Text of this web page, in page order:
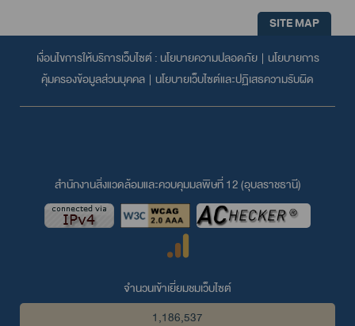
SITE MAP
เงื่อนไขการให้บริการเว็บไซต์ : นโยบายความปลอดภัย| นโยบายการ
คุ้มครองข้อมูลส่วนบุคคล | นโยบายเว็บไซต์และปฏิเสธความรับผิด
สำนักงานสิ่งแวดล้อมและควบคุมมลพิษที่ 12 (อุบลราชธานี)
จำนวนเข้าเยี่ยมชมเว็บไซต์
1,186,537